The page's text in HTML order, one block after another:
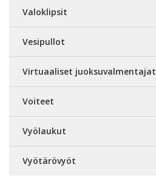
Valoklipsit
Vesipullot
Virtuaaliset juoksuvalmentajat
Voiteet
Vyölaukut
Vyötärövyöt